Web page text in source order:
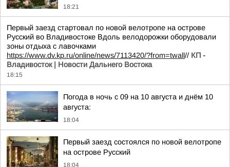
18:21
Первый заезд стартовал по новой велотропе на острове
Русский во Владивостоке Вдоль велодорожки оборудовали
зоны отдыха с лавочками
https://www.dv.kp.ru/online/news/7113420/?from=twall// КП -
Владивосток | Новости Дальнего Востока
18:15
Погода в ночь с 09 на 10 августа и днём 10
августа:
18:04
Первый заезд состоялся по новой велотропе
на острове Русский
18:04